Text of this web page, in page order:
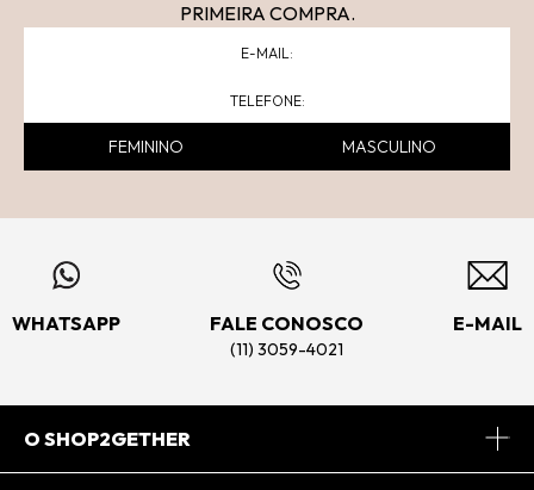
PRIMEIRA COMPRA.
FEMININO MASCULINO
WHATSAPP FALE CONOSCO
(11) 3059-4021
E-MAIL
O SHOP2GETHER